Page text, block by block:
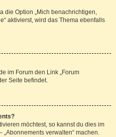
die Option „Mich benachrichtigen,
aktivierst, wird das Thema ebenfalls
im Forum den Link „Forum
Seite befindet.
möchtest, so kannst du dies im
„Abonnements verwalten“ machen.